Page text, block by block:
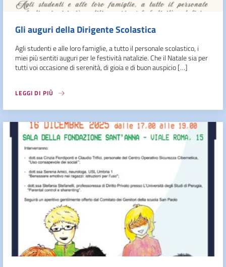
Gli auguri della Dirigente Scolastica
Agli studenti e alle loro famiglie, a tutto il personale scolastico, i
miei più sentiti auguri per le festività natalizie. Che il Natale sia per
tutti voi occasione di serenità, di gioia e di buon auspicio […]
LEGGI DI PIÙ